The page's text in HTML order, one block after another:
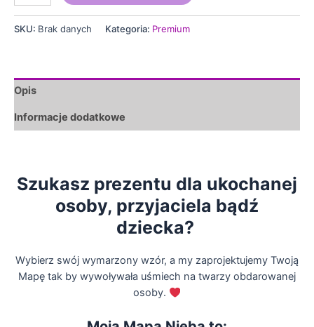
SKU: Brak danych Kategoria: Premium
Opis
Informacje dodatkowe
Szukasz prezentu dla ukochanej
osoby, przyjaciela bądź
dziecka?
Wybierz swój wymarzony wzór, a my zaprojektujemy Twoją
Mapę tak by wywoływała uśmiech na twarzy obdarowanej
osoby.